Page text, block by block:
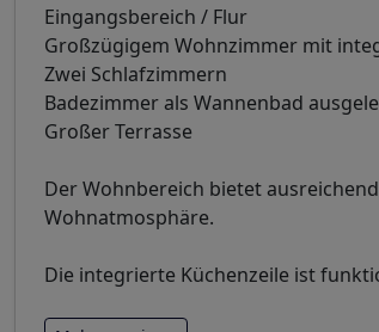
Eingangsbereich / Flur
Großzügigem Wohnzimmer mit
Zwei Schlafzimmern
Badezimmer als Wannenbad
Großer Terrasse
Der Wohnbereich bietet
Wohnatmosphäre.
Die integrierte Küchenzeile ist